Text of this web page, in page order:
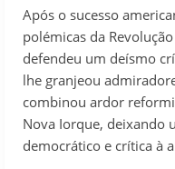
Após o sucesso
polémicas da
defendeu um deísmo
lhe granjeou
combinou ardor
Nova Iorque, deixando
democrático e crítica à